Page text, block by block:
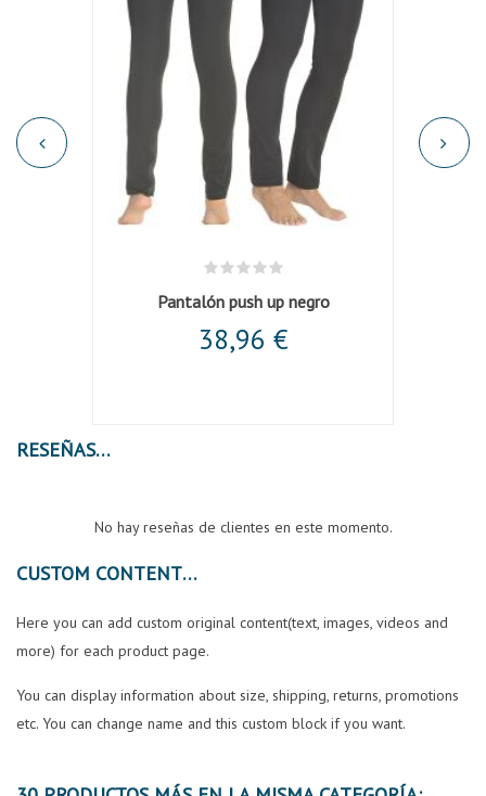
Pantalón push up negro
38,96 €
RESEÑAS
No hay reseñas de clientes en este momento.
CUSTOM CONTENT
Here you can add custom original content(text, images, videos and
more) for each product page.
You can display information about size, shipping, returns, promotions
etc. You can change name and this custom block if you want.